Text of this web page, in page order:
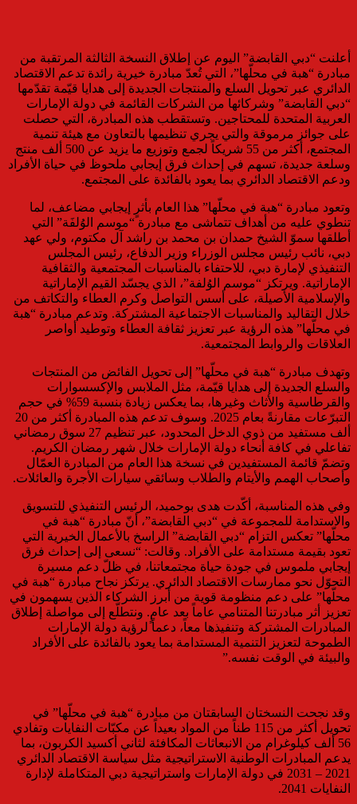
أعلنت “دبي القابضة” اليوم عن إطلاق النسخة الثالثة المرتقبة من
مبادرة “هبة في محلّها”، التي تُعدّ مبادرة خيرية رائدة تدعم الاقتصاد
الدائري عبر تحويل السلع والمنتجات الجديدة إلى هدايا قيّمة تقدّمها
“دبي القابضة” وشركائها من الشركات القائمة في دولة الإمارات
العربية المتحدة للمحتاجين. وتستقطب هذه المبادرة، التي حصلت
على جوائز مرموقة والتي يجري تنظيمها بالتعاون مع هيئة تنمية
المجتمع، أكثر من 55 شريكاً لجمع وتوزيع ما يزيد عن 500 ألف منتج
وسلعة جديدة، تسهم في إحداث فرق إيجابي ملحوظ في حياة الأفراد
ودعم الاقتصاد الدائري بما يعود بالفائدة على المجتمع.
وتعود مبادرة “هبة في محلّها” هذا العام بأثرٍ إيجابي مضاعف، لما
تنطوي عليه من أهداف تتماشى مع مبادرة “موسم الوُلفَة” التي
أطلقها سموّ الشيخ حمدان بن محمد بن راشد آل مكتوم، ولي عهد
دبي، نائب رئيس مجلس الوزراء وزير الدفاع، رئيس المجلس
التنفيذي لإمارة دبي، للاحتفاء بالمناسبات المجتمعية والثقافية
الإماراتية. ويرتكز “موسم الوُلفة”، الذي يجسّد القيم الإماراتية
والإسلامية الأصيلة، على أسس التواصل وكرم العطاء والتكاتف من
خلال التقاليد والمناسبات الاجتماعية المشتركة. وتدعم مبادرة “هبة
في محلّها” هذه الرؤية عبر تعزيز ثقافة العطاء وتوطيد أواصر
العلاقات والروابط المجتمعية.
وتهدف مبادرة “هبة في محلّها” إلى تحويل الفائض من المنتجات
والسلع الجديدة إلى هدايا قيّمة، مثل الملابس والإكسسوارات
والقرطاسية والأثاث وغيرها، بما يعكس زيادة بنسبة 59% في حجم
التبرّعات مقارنةً بعام 2025. وسوف تدعم هذه المبادرة أكثر من 20
ألف مستفيد من ذوي الدخل المحدود، عبر تنظيم 27 سوق رمضاني
تفاعلي في كافة أنحاء دولة الإمارات خلال شهر رمضان الكريم.
وتضمّ قائمة المستفيدين في نسخة هذا العام من المبادرة العمّال
وأصحاب الهمم والأيتام والطلاب وسائقي سيارات الأجرة والعائلات.
وفي هذه المناسبة، أكّدت هدى بوحميد، الرئيس التنفيذي للتسويق
والاستدامة للمجموعة في “دبي القابضة”، أنّ مبادرة “هبة في
محلّها” تعكس التزام “دبي القابضة” الراسخ بالأعمال الخيرية التي
تعود بقيمة مستدامة على الأفراد. وقالت: “نسعى إلى إحداث فرق
إيجابي ملموس في جودة حياة مجتمعاتنا، في ظلّ دعم مسيرة
التحوّل نحو ممارسات الاقتصاد الدائري. يرتكز نجاح مبادرة “هبة في
محلّها” على دعم منظومة قوية من أبرز الشركاء الذين يسهمون في
تعزيز أثر مبادرتنا المتنامي عاماً بعد عامٍ. ونتطلّع إلى مواصلة إطلاق
المبادرات المشتركة وتنفيذها معاً، دعماً لرؤية دولة الإمارات
الطموحة لتعزيز التنمية المستدامة بما يعود بالفائدة على الأفراد
والبيئة في الوقت نفسه.”
وقد نجحت النسختان السابقتان من مبادرة “هبة في محلّها” في
تحويل أكثر من 115 طناً من المواد بعيداً عن مكبّات النفايات وتفادي
56 ألف كيلوغرام من الانبعاثات المكافئة لثاني أكسيد الكربون، بما
يدعم المبادرات الوطنية الاستراتيجية مثل سياسة الاقتصاد الدائري
2021 – 2031 في دولة الإمارات واستراتيجية دبي المتكاملة لإدارة
النفايات 2041.